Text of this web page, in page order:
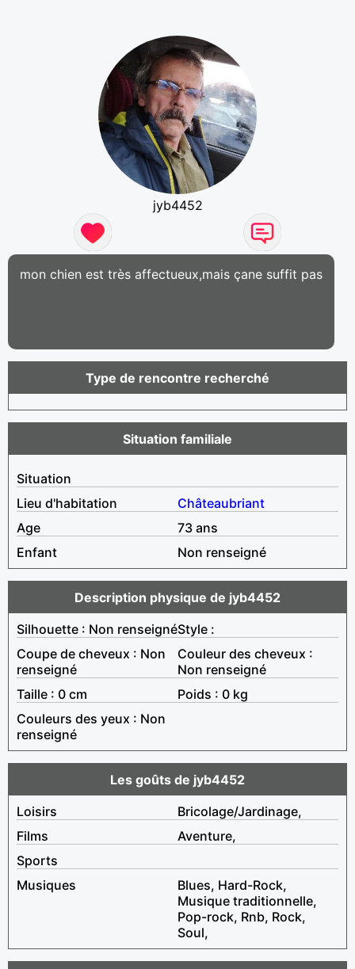
jyb4452
mon chien est très affectueux,mais çane suffit pas
Type de rencontre recherché
Situation familiale
Situation
Lieu d'habitation
Châteaubriant
Age
73 ans
Enfant
Non renseigné
Description physique de jyb4452
Silhouette : Non renseignéStyle :
Coupe de cheveux : Non
renseigné
Couleur des cheveux :
Non renseigné
Taille : 0 cm
Poids : 0 kg
Couleurs des yeux : Non
renseigné
Les goûts de jyb4452
Loisirs
Bricolage/Jardinage,
Films
Aventure,
Sports
Musiques
Blues, Hard-Rock,
Musique traditionnelle,
Pop-rock, Rnb, Rock,
Soul,